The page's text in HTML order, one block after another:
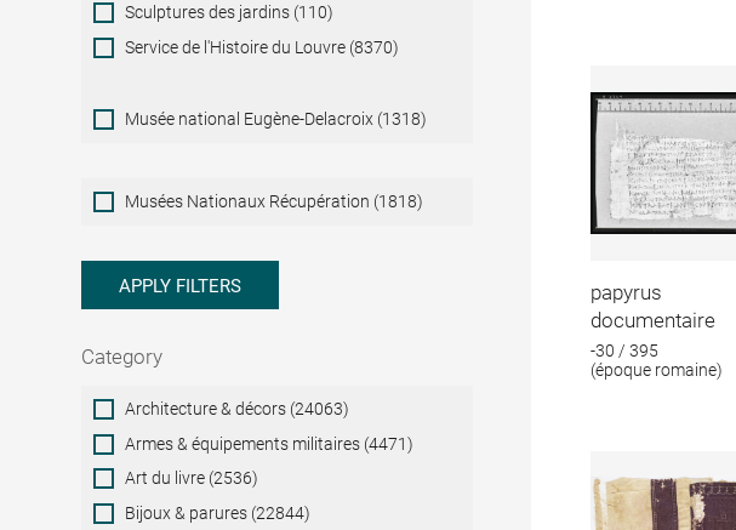
Sculptures des jardins (110)
Service de l'Histoire du Louvre (8370)
Musée national Eugène-Delacroix (1318)
Musées
Nationaux
Musées Nationaux Récupération (1818)
APPLY FILTERS
Category
Category
Architecture & décors (24063)
Armes & équipements militaires (4471)
Art du livre (2536)
Bijoux & parures (22844)
papyrus
documentaire
-30 / 395
(époque romaine)